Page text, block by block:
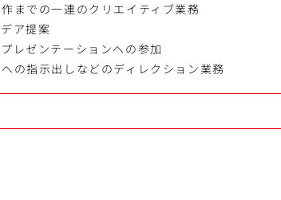
までの一連のクリエイティブ業務
ア提案
レゼンテーションへの参加
の指示出しなどのディレクション業務